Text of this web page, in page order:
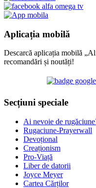
Aplicația mobilă
Descarcă aplicația mobilă
recomandări și noutăți!
Secțiuni speciale
Ai nevoie de
Rugaciune-Prayerwall
Devoțional
Creaționism
Pro-Viață
Liber de datorii
Joyce Meyer
Cartea Cărților